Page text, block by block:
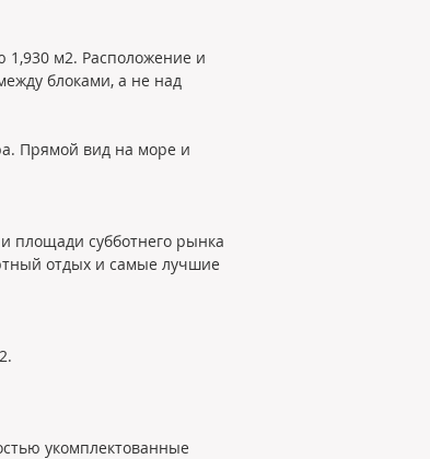
1,930 м2. Расположение и
блоками, а не над
Прямой вид на море и
площади субботнего рынка
отдых и самые лучшие
укомплектованные